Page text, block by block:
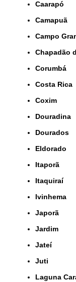
Caarapó
Camapuã
Campo
Chapadão
Corumbá
Costa Rica
Coxim
Douradina
Dourados
Eldorado
Itaporã
Itaquiraí
Ivinhema
Japorã
Jardim
Jateí
Juti
Laguna